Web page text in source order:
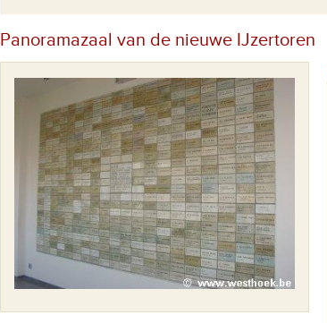
Panoramazaal van de nieuwe IJzertoren